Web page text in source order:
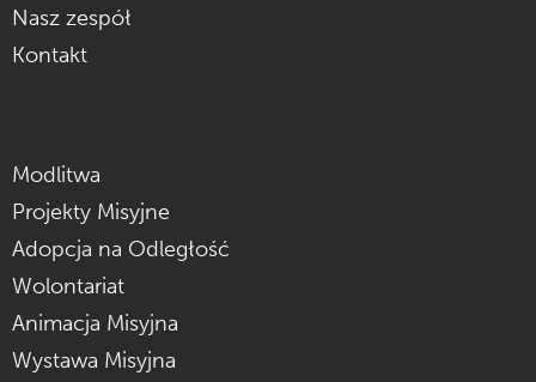
Nasz zespół
Kontakt
Modlitwa
Projekty Misyjne
Adopcja na Odległość
Wolontariat
Animacja Misyjna
Wystawa Misyjna